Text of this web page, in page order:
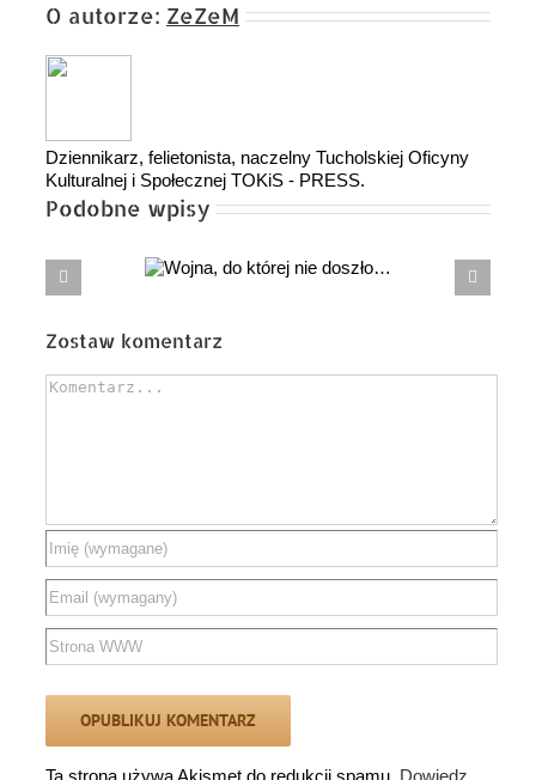
O autorze: ZeZeM
Dziennikarz, felietonista, naczelny Tucholskiej Oficyny
Kulturalnej i Społecznej TOKiS - PRESS.
Podobne wpisy
Czy naprawdę dziś powinniśmy mówić
Zostaw komentarz
Comment